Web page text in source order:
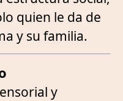
quien le da de
y su familia.
y